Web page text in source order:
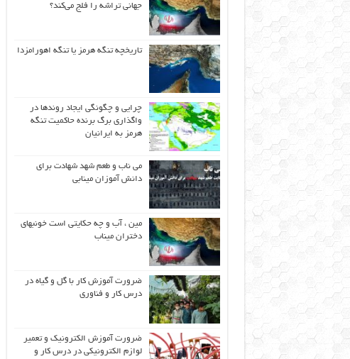
جهانی تراشه را فلج می‌کند؟
تاریخچه تنگه هرمز یا تنگه اهورامزدا
چرایی و چگونگی ایجاد روندها در
واگذاری برگ برنده حاکمیت تنگه
هرمز به ایرانیان
می ناب و طعم شهد شهادت برای
دانش آموزان مینابی
مین ، آب و چه حکایتی است خونبهای
دختران میناب
ضرورت آموزش کار با گل و گیاه در
درس کار و فناوری
ضرورت آموزش الکترونیک و تعمیر
لوازم الکترونیکی در درس کار و